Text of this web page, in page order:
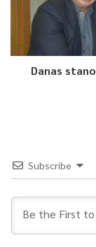
Danas
Subscribe